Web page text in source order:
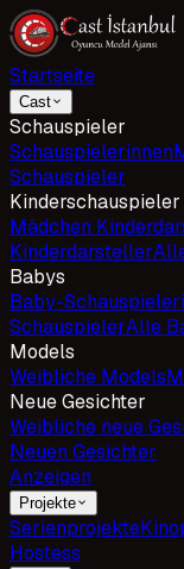
Startseite
Cast
Schauspieler
Schauspielerinnen
Schauspieler
Kinderschauspieler
Mädchen
Kinderdarsteller
Babys
Baby-
SchauspielerAlle
Models
Weibliche Models
Neue Gesichter
Weibliche neue
Neuen Gesichter
Anzeigen
Projekte
Serienprojekte
Hostess